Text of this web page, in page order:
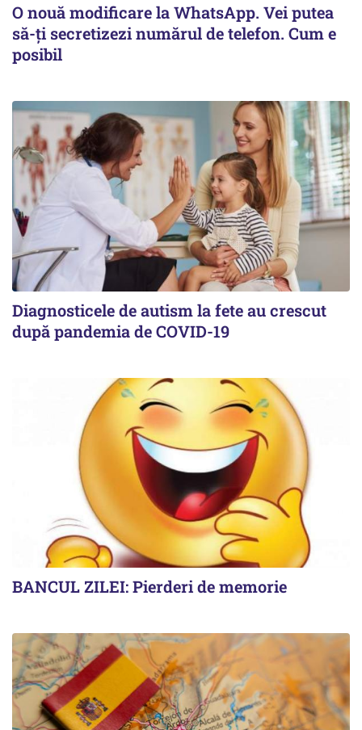
O nouă modificare la WhatsApp. Vei putea
să-ți secretizezi numărul de telefon. Cum e
posibil
Diagnosticele de autism la fete au crescut
după pandemia de COVID-19
BANCUL ZILEI: Pierderi de memorie